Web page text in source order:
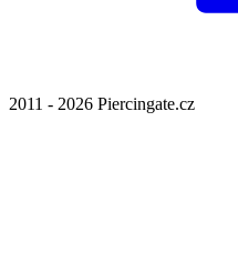
2011 - 2026 Piercingate.cz